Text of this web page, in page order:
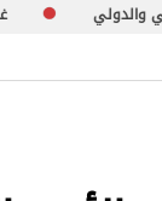
غارات وتفجيرات